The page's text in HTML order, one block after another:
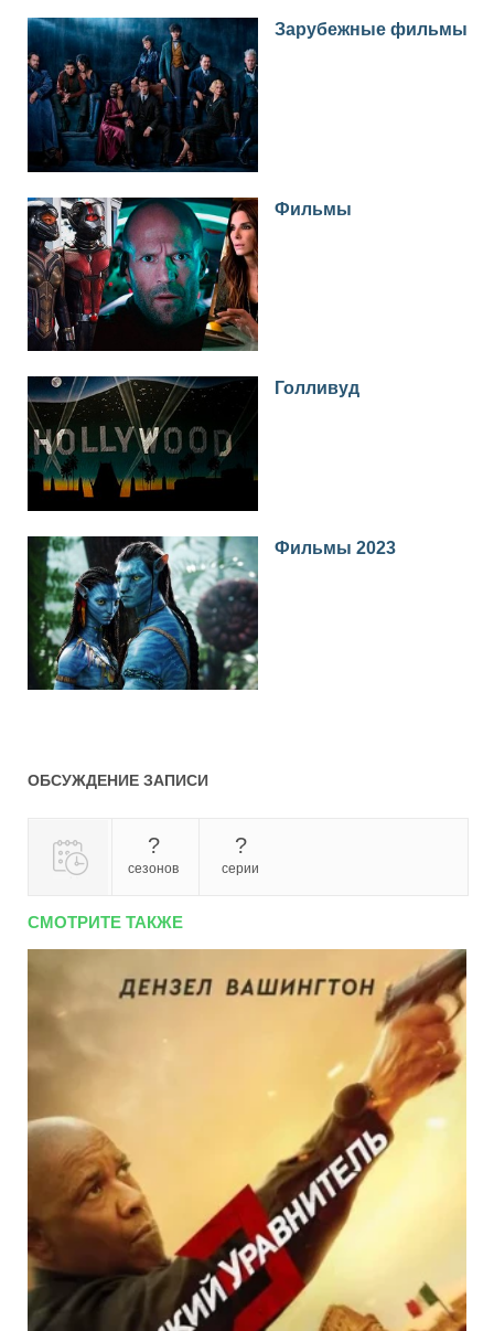
Зарубежные фильмы
Фильмы
Голливуд
Фильмы 2023
ОБСУЖДЕНИЕ ЗАПИСИ
?
сезонов
?
серии
СМОТРИТЕ ТАКЖЕ